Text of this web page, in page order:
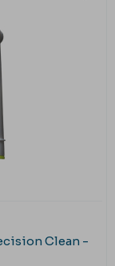
Clean -